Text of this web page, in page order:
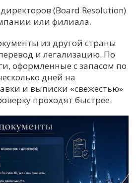
(Board Resolution)
или филиала.
из другой страны
и легализацию. По
оформленные с запасом по
дней на
и выписки «свежестью»
проходят быстрее.